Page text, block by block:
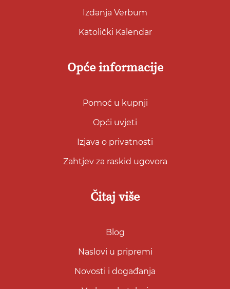
Izdanja Verbum
Katolički Kalendar
Opće informacije
Pomoć u kupnji
Opći uvjeti
Izjava o privatnosti
Zahtjev za raskid ugovora
Čitaj više
Blog
Naslovi u pripremi
Novosti i događanja